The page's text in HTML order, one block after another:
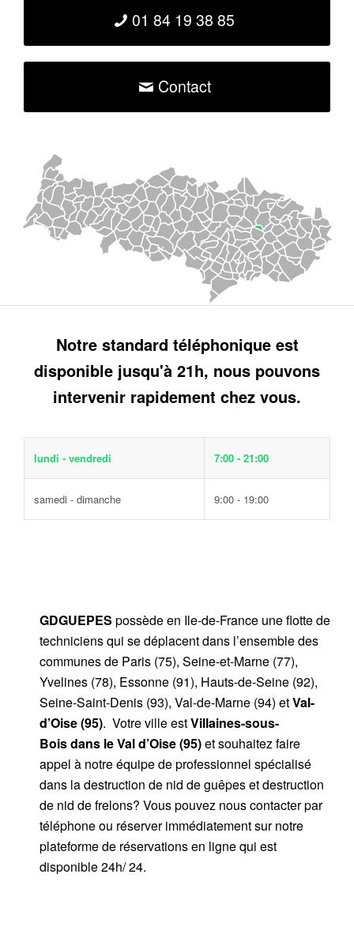
01 84 19 38 85
Contact
Notre standard téléphonique est
disponible jusqu'à 21h, nous pouvons
intervenir rapidement chez vous.
lundi - vendredi 7:00 - 21:00
samedi - dimanche 9:00 - 19:00
GDGUEPES possède en Ile-de-France une flotte de
techniciens qui se déplacent dans l’ensemble des
communes de Paris (75), Seine-et-Marne (77),
Yvelines (78), Essonne (91), Hauts-de-Seine (92),
Seine-Saint-Denis (93), Val-de-Marne (94) etVal-
d’Oise (95). Votre ville estVillaines-sous-
Bois dans le Val d’Oise (95)et souhaitez faire
appel à notre équipe de professionnel spécialisé
dans la destruction de nid de guêpes et destruction
de nid de frelons? Vous pouvez nous contacter par
téléphone ou réserver immédiatement sur notre
plateforme de réservations en ligne qui est
disponible 24h/ 24.